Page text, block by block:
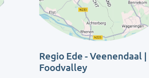
Regio Ede - Veenendaal |
Foodvalley